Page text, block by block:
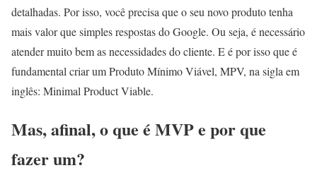
detalhadas. Por isso, você precisa que o seu novo produto tenha
mais valor que simples respostas do Google. Ou seja, é necessário
atender muito bem as necessidades do cliente. E é por isso que é
fundamental criar um Produto Mínimo Viável, MPV, na sigla em
inglês: Minimal Product Viable.
Mas, afinal, o que é MVP e por que
fazer um?